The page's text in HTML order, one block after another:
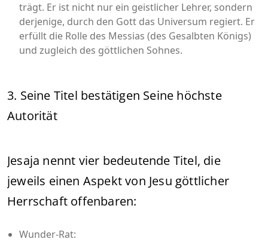
trägt. Er ist nicht nur ein geistlicher Lehrer, sondern
derjenige, durch den Gott das Universum regiert. Er
erfüllt die Rolle des Messias (des Gesalbten Königs)
und zugleich des göttlichen Sohnes.
3. Seine Titel bestätigen Seine höchste
Autorität
Jesaja nennt vier bedeutende Titel, die
jeweils einen Aspekt von Jesu göttlicher
Herrschaft offenbaren:
Wunder-Rat: